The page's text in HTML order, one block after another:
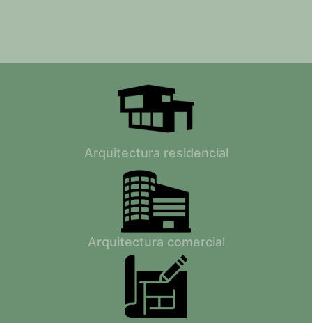
Arquitectura residencial
Arquitectura comercial